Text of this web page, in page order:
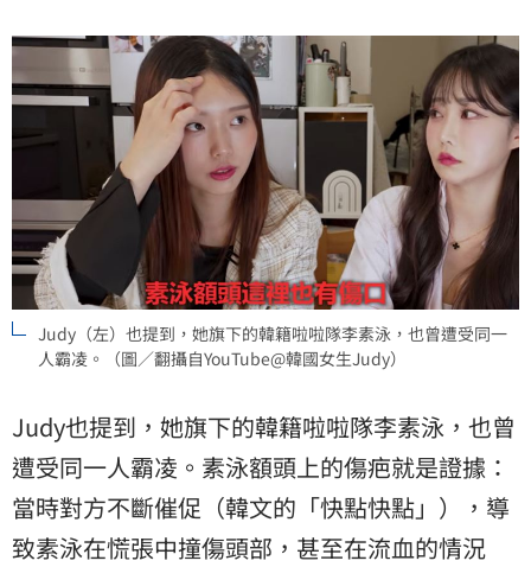
Judy（左）也提到，她旗下的韓籍啦啦隊李素泳，也曾遭受同一
人霸凌。（圖／翻攝自YouTube@韓國女生Judy）
Judy也提到，她旗下的韓籍啦啦隊李素泳，也曾
遭受同一人霸凌。素泳額頭上的傷疤就是證據：
當時對方不斷催促（韓文的「快點快點」），導
致素泳在慌張中撞傷頭部，甚至在流血的情況